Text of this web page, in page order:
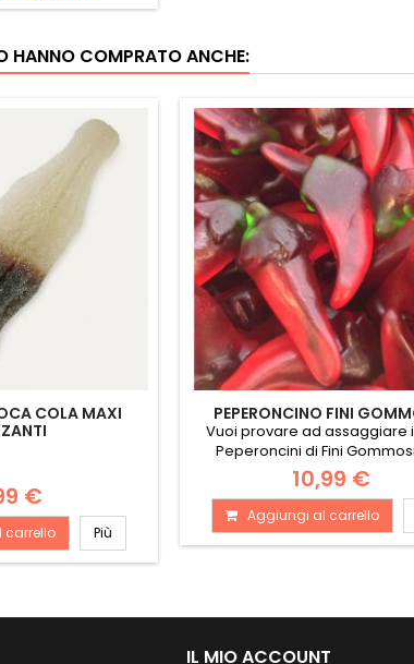
HANNO COMPRATO ANCHE:
COLA MAXI
€
carrello Più
PEPERONCINO FINI
Vuoi provare ad assaggiare
Peperoncini di Fini
sapore...
10,99 €
Aggiungi al carrello
IL MIO ACCOUNT